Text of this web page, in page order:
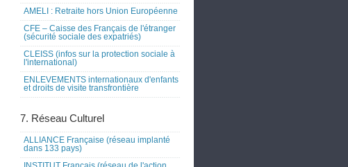
AMELI : Retraite hors Union Européenne
CFE – Caisse des Français de l'étranger
(sécurité sociale des expatriés)
CLEISS (infos sur la protection sociale à
l'international)
ENLEVEMENTS internationaux d'enfants
et droits de visite transfrontière
7. Réseau Culturel
ALLIANCE Française (réseau implanté
dans 133 pays)